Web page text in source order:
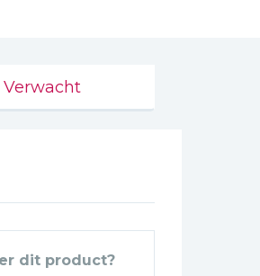
Verwacht
dit product?